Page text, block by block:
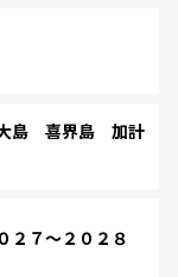
島 喜界島 加計
７～２０２８